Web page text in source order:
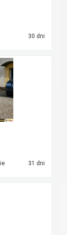
30 dni
31 dni